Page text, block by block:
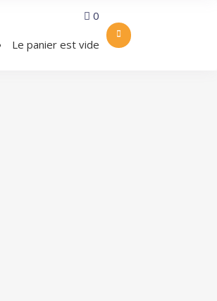
0
Le panier est vide